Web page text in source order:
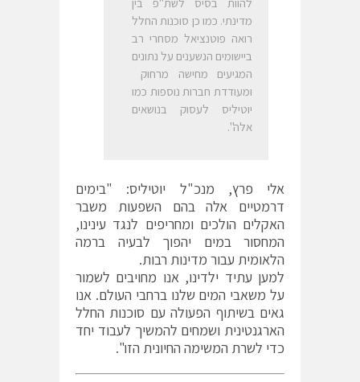
מדינתי. כמו כן סוכנות החלל
רואה פוטנציאל מסחרי רב
ביישומים הנשענים על נתונים
המגיעים מחישה מרחוק
ומעודדת חברות נוספות כמו
יוטיליס לעסוק בנושאים
אלה".
אלי פרץ, מנכ"ל יוטיליס: "בימים
דרמטיים אלה בהם השפעות משבר
האקלים הולכים ומחריפים לנגד עינינו,
המחסור במים יהפוך לבעיה ברמה
הלאומית עבור מדינות רבות.
למען עתיד ילדינו, אנו מחויבים לשמור
על משאבי המים שלנו ברחבי העולם. אנו
גאים בשיתוף הפעולה עם סוכנות החלל
הארגנטינית ושמחים להמשיך לעבוד יחד
כדי לשרת המשימה החיונית הזו".